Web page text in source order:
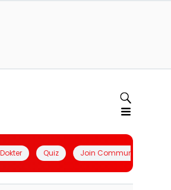
Quiz Join Community